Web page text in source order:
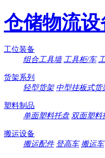
仓储物流设
工位装备
组合工具墙 工具柜/车
货架系列
轻型货架 中型挂板式货
塑料制品
单面塑料托盘 双面塑料
搬运设备
搬运配件 登高车 搬运车